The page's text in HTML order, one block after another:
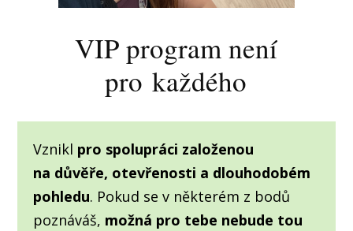
VIP program není
pro každého
Vznikl pro spolupráci založenou
na důvěře, otevřenosti a dlouhodobém
pohledu. Pokud se v některém z bodů
poznáváš, možná pro tebe nebude tou